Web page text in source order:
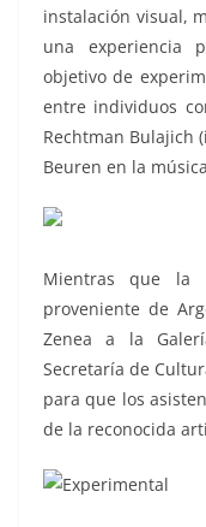
instalación visual,
una experiencia
objetivo de
entre individuos
Rechtman Bulajich
Beuren en la
Mientras que la
proveniente de
Zenea a la
Secretaría de
para que los
de la reconocida